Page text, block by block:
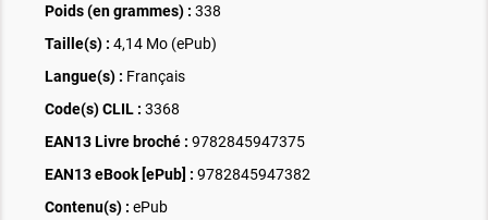
Poids (en grammes) : 338
Taille(s) : 4,14 Mo (ePub)
Langue(s) : Français
Code(s) CLIL : 3368
EAN13 Livre broché : 9782845947375
EAN13 eBook [ePub] : 9782845947382
Contenu(s) : ePub